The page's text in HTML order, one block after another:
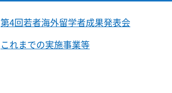
第4回若者海外留学者成果発表会
これまでの実施事業等